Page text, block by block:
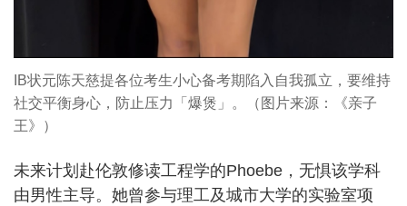
IB状元陈天慈提各位考生小心备考期陷入自我孤立，要维持
社交平衡身心，防止压力「爆煲」。（图片来源：《亲子
王》）
未来计划赴伦敦修读工程学的Phoebe，无惧该学科
由男性主导。她曾参与理工及城市大学的实验室项